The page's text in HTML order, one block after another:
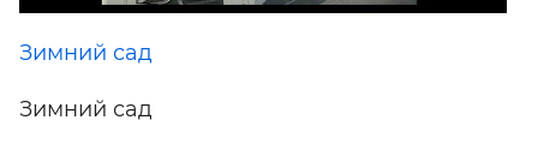
Зимний сад
Зимний сад